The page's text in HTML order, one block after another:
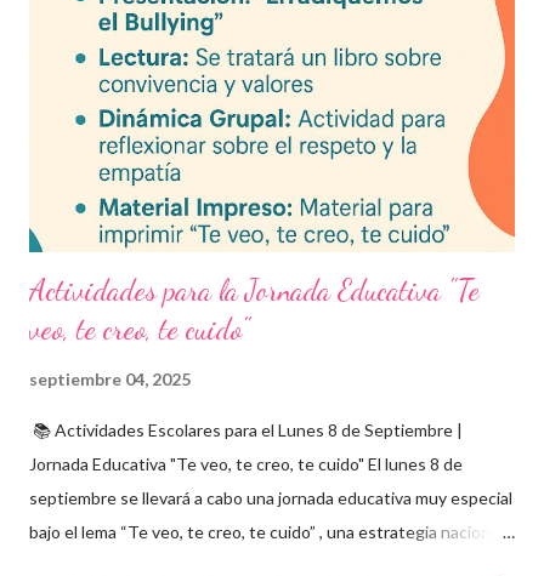
para impresión o uso en plataformas educativas. Reactivos que
fortalecen la comprensión y el pensamiento crítico. Ideal para
formación docente y evaluación diagnóstica. Material
descargable PDF editable. Estos exámenes también pueden
integrarse en herramientas digitales pa...
Actividades para la Jornada Educativa "Te
veo, te creo, te cuido"
septiembre 04, 2025
📚 Actividades Escolares para el Lunes 8 de Septiembre |
Jornada Educativa "Te veo, te creo, te cuido" El lunes 8 de
septiembre se llevará a cabo una jornada educativa muy especial
bajo el lema “Te veo, te creo, te cuido” , una estrategia nacional